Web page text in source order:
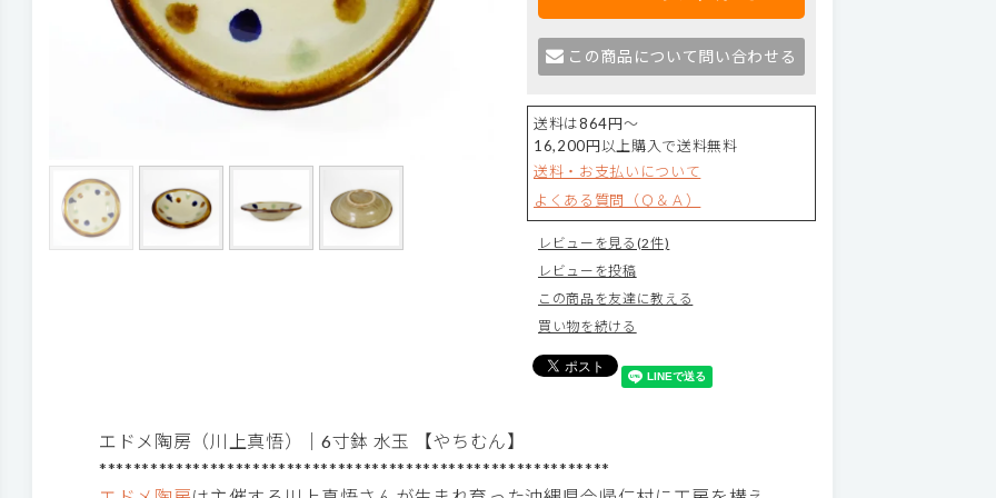
この商品について問い合わせる
送料は864円～
16,200円以上購入で送料無料
送料・お支払いについて
よくある質問（Ｑ＆Ａ）
レビューを見る(2件)
レビューを投稿
この商品を友達に教える
買い物を続ける
エドメ陶房（川上真悟）｜6寸鉢 水玉 【やちむん】
************************************************************